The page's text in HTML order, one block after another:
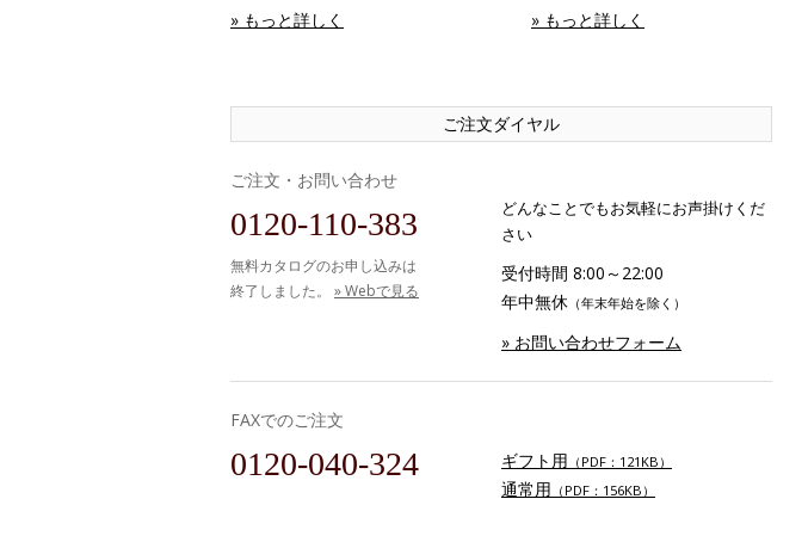
» もっと詳しく » もっと詳しく
ご注文ダイヤル
ご注文・お問い合わせ
0120-110-383
無料カタログのお申し込みは
終了しました。 » Webで見る
どんなことでもお気軽にお声掛けくだ
さい
受付時間 8:00～22:00
年中無休 （年末年始を除く）
» お問い合わせフォーム
FAXでのご注文
0120-040-324 ギフト用 （PDF：121KB）
通常用 （PDF：156KB）